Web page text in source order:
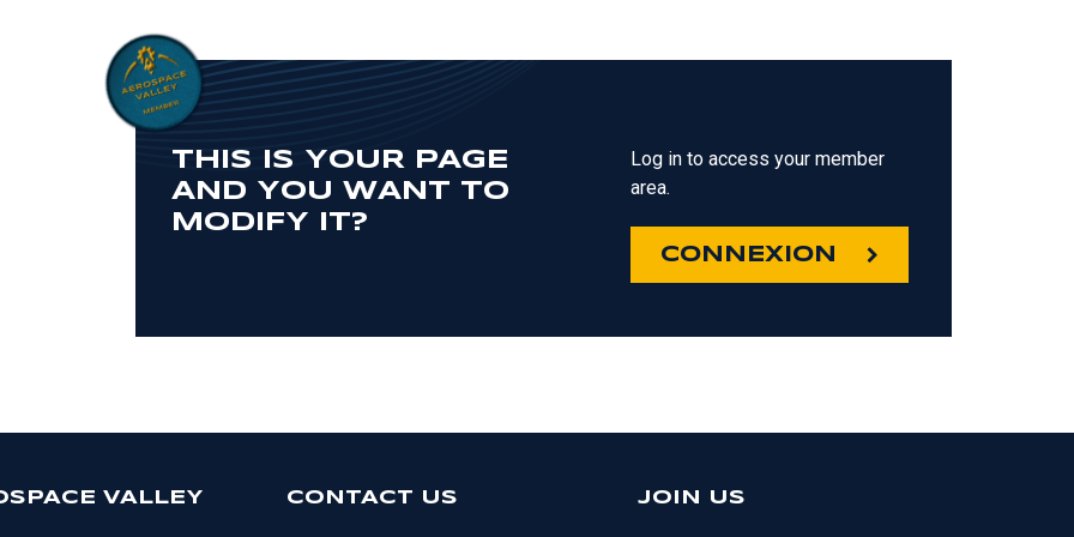
THIS IS YOUR PAGE
AND YOU WANT TO
MODIFY IT?
Log in to access your member
area.
CONNEXION
VALLEY CONTACT US JOIN US